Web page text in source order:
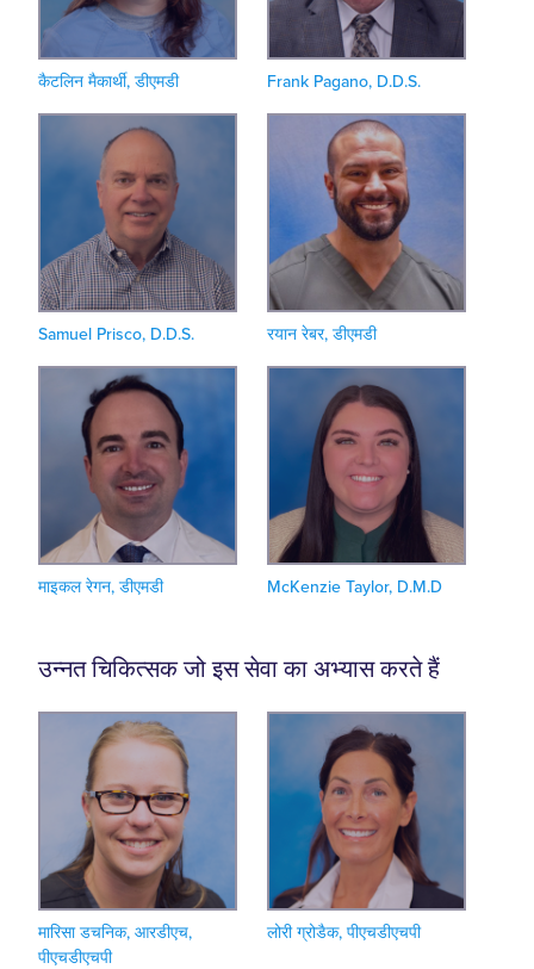
कैटलिन मैकार्थी, डीएमडी Frank Pagano, D.D.S.
Samuel Prisco, D.D.S. रयान रेबर, डीएमडी
माइकल रेगन, डीएमडी McKenzie Taylor, D.M.D
उन्नत चिकित्सक जो इस सेवा का अभ्यास करते हैं
मारिसा डचनिक, आरडीएच,
पीएचडीएचपी
लोरी ग्रोडैक, पीएचडीएचपी